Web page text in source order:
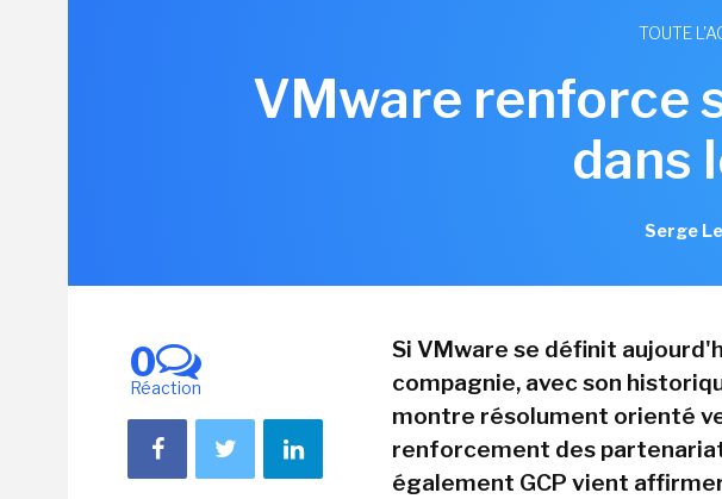
TOUTE
VMware renforce
dans
Serge
0
Réaction
Si VMware se définit
compagnie, avec son
montre résolument orienté
renforcement des
également GCP vient